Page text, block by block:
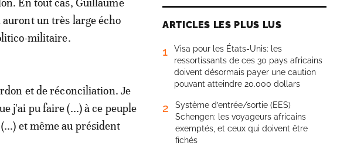
un très large écho
militaire.
et de réconciliation. Je
j'ai pu faire (...) à ce peuple
et même au président
ARTICLES LES PLUS LUS
1
Visa pour les États-Unis: les
ressortissants de ces 30 pays africains
doivent désormais payer une caution
pouvant atteindre 20.000 dollars
2
Système d’entrée/sortie (EES)
Schengen: les voyageurs africains
exemptés, et ceux qui doivent être
fichés